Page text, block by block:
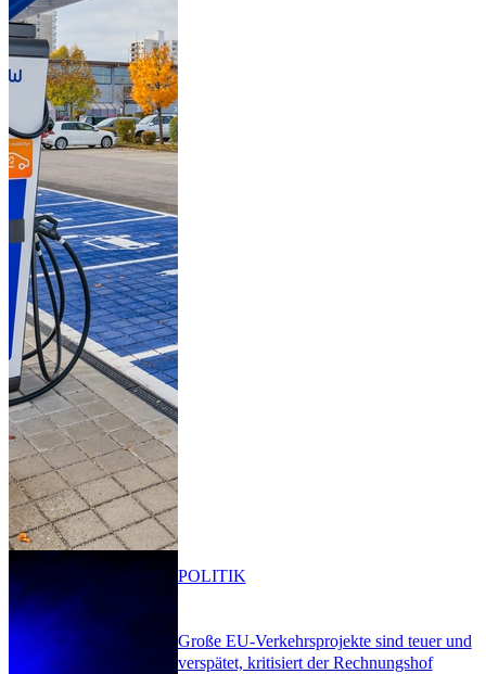
Große EU-Verkehrsprojekte sind teuer und
verspätet, kritisiert der Rechnungshof
POLITIK